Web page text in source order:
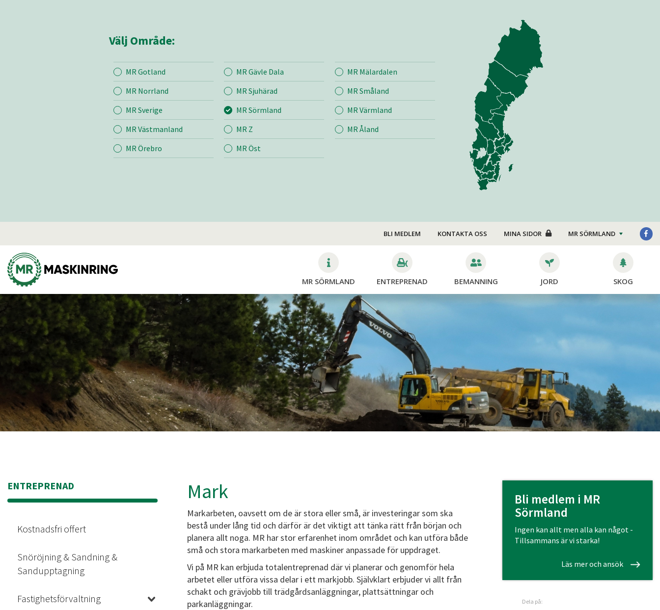
Mina sidor MR Sörmland Entreprenad
Mina sidor
Kostnadsfri offert
& Sandupptagning
Transport & Lyft
Mark & Anläggning
Trädfällning &
Beskärning
Bemanning
Kostnadsfri offert
Bygg & Anläggning
Jord
Foder/strö
Stängsel
Skötsel
Skog
Mina sidor
Avverkning
Dikning
Plantering
Röjning
Skotning
Välj Område:
MR Gotland MR Gävle Dala
MR Mälardalen
MR Norrland
MR Sjuhärad
MR Småland
MR Sverige
MR Sörmland
MR Värmland
MR Västmanland
MR Z
MR Åland
MR Örebro
MR Öst
BLI MEDLEM KONTAKTA OSS MINA SIDOR MR SÖRMLAND
MR SÖRMLAND ENTREPRENAD BEMANNING JORD SKOG
ENTREPRENAD
Kostnadsfri offert
Snöröjning & Sandning &
Sandupptagning
Fastighetsförvaltning
Mark
Markarbeten, oavsett om de är stora eller små, är investeringar som ska
bestå under lång tid och därför är det viktigt att tänka rätt från början och
planera allt noga. MR har stor erfarenhet inom området och kan utföra både
små och stora markarbeten med maskiner anpassade för uppdraget.
Vi på MR kan erbjuda totalentreprenad där vi planerar och genomför hela
arbetet eller utföra vissa delar i ett markjobb. Självklart erbjuder vi allt från
schakt och grävjobb till trädgårdsanläggningar, plattsättningar och
parkanläggningar.
Bli medlem i MR
Sörmland
Ingen kan allt men alla kan något -
Tillsammans är vi starka!
Läs mer och ansök
Dela på: